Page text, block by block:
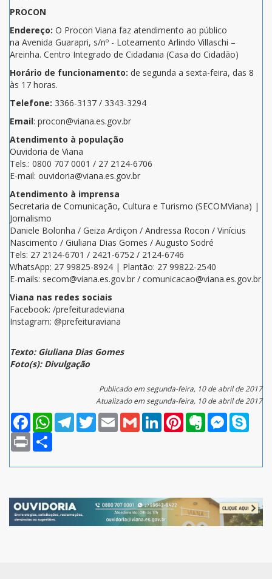
PROCON
Endereço: O Procon Viana faz atendimento ao público
na Avenida Guarapri, s/nº - Loteamento Arlindo Villaschi –
Areinha. Centro Integrado de Cidadania (Casa do Cidadão)
Horário de funcionamento: de segunda a sexta-feira, das 8
às 17 horas.
Telefone: 3366-3137 / 3343-3294
Email: procon@viana.es.gov.br
Atendimento à população
Ouvidoria de Viana
Tels.: 0800 707 0001 / 27 2124-6706
E-mail: ouvidoria@viana.es.gov.br
Atendimento à imprensa
Secretaria de Comunicação, Cultura e Turismo (SECOMViana) |
Jornalismo
Daniele Bolonha / Geiza Ardiçon / Andressa Rocon / Vinícius
Nascimento / Giuliana Dias Gomes / Augusto Sodré
Tels: 27 2124-6701 / 2421-6752 / 2124-6746
WhatsApp: 27 99825-8924 | Plantão: 27 99822-2540
E-mails: secom@viana.es.gov.br / comunicacao@viana.es.gov.br
Viana nas redes sociais
Facebook: /prefeituradeviana
Instagram: @prefeituraviana
Texto: Giuliana Dias Gomes
Foto(s): Divulgação
Publicado em segunda-feira, 10 de abril de 2017
Atualizado em segunda-feira, 10 de abril de 2017
FacebookWhatsAppTelegramTwitterEmail Gmail LinkedInPinterestEvernoteMessenger
Print